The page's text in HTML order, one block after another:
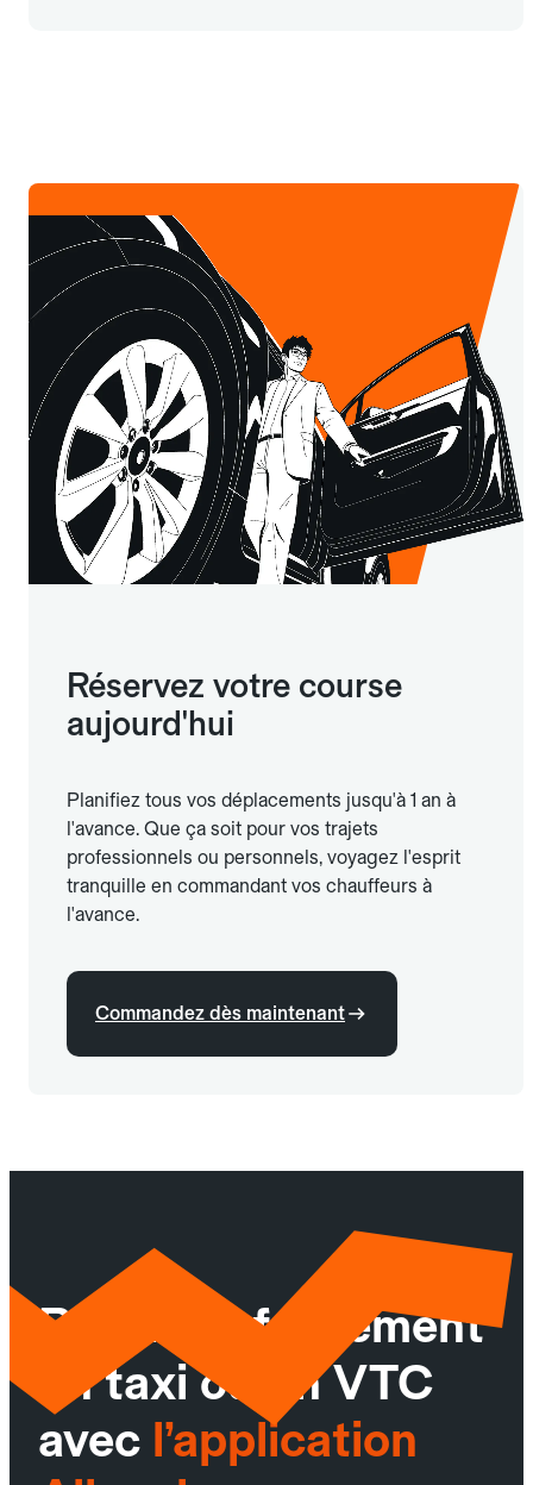
Réservez votre course
aujourd'hui
Planifiez tous vos déplacements jusqu'à 1 an à
l'avance. Que ça soit pour vos trajets
professionnels ou personnels, voyagez l'esprit
tranquille en commandant vos chauffeurs à
l'avance.
Commandez dès maintenant
Réservez facilement
un taxi ou un VTC
avec l’application